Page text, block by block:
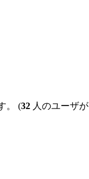
。 (32 人のユーザが